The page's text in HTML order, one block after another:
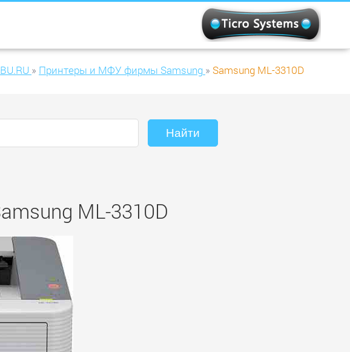
» Принтеры и МФУ фирмы Samsung » Samsung ML-3310D
ML-3310D